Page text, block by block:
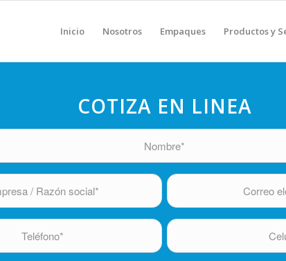
Inicio Nosotros Empaques Productos y
COTIZA EN LINEA